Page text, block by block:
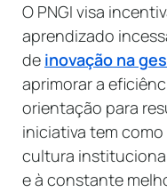
O PNGI visa
aprendizado
de inovação na
aprimorar a
orientação para
iniciativa tem
cultura
e à constante